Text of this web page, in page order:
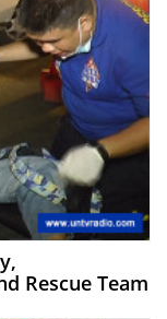
Rescue Team